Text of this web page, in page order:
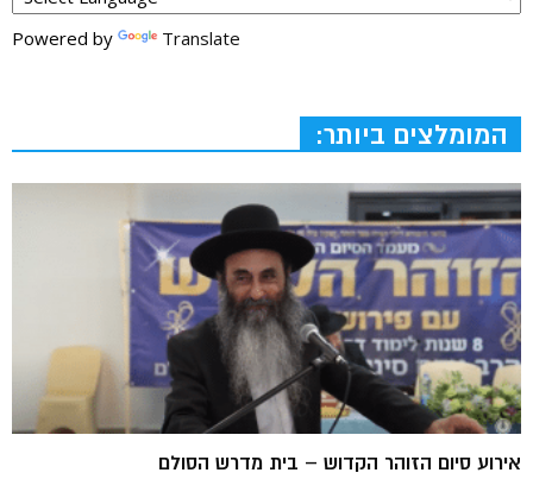
Powered by Translate
המומלצים ביותר:
אירוע סיום הזוהר הקדוש – בית מדרש הסולם